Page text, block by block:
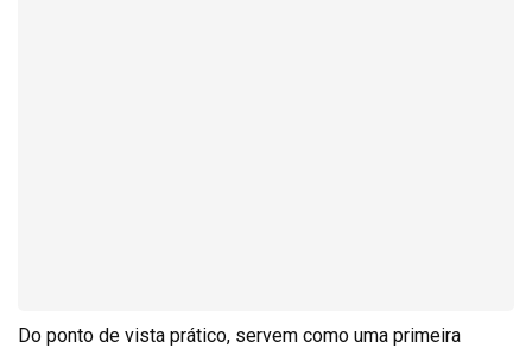
Do ponto de vista prático, servem como uma primeira